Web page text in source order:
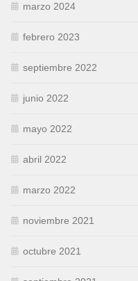
marzo 2024
febrero 2023
septiembre 2022
junio 2022
mayo 2022
abril 2022
marzo 2022
noviembre 2021
octubre 2021